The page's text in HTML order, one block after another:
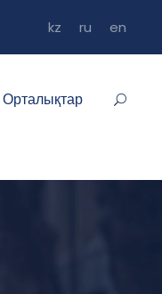
kz ru en
Орталықтар